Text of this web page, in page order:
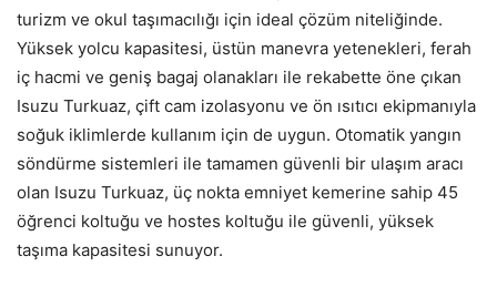
turizm ve okul taşımacılığı için ideal çözüm niteliğinde.
Yüksek yolcu kapasitesi, üstün manevra yetenekleri, ferah
iç hacmi ve geniş bagaj olanakları ile rekabette öne çıkan
Isuzu Turkuaz, çift cam izolasyonu ve ön ısıtıcı ekipmanıyla
soğuk iklimlerde kullanım için de uygun. Otomatik yangın
söndürme sistemleri ile tamamen güvenli bir ulaşım aracı
olan Isuzu Turkuaz, üç nokta emniyet kemerine sahip 45
öğrenci koltuğu ve hostes koltuğu ile güvenli, yüksek
taşıma kapasitesi sunuyor.